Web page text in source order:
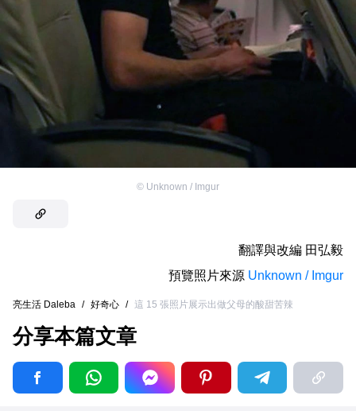
© Unknown / Imgur
翻譯與改編 田弘毅
預覽照片來源 Unknown / Imgur
亮生活 Daleba / 好奇心 / 這 15 張照片展示出做父母的酸甜苦辣
分享本篇文章